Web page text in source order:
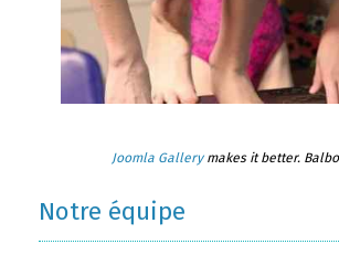
Joomla Gallerymakes it better.
Notre équipe